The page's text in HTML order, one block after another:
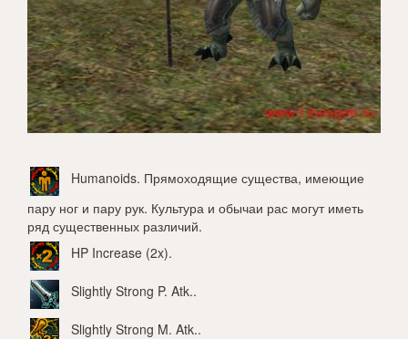
Humanoids. Прямоходящие существа, имеющие
пару ног и пару рук. Культура и обычаи рас могут иметь
ряд существенных различий.
HP Increase (2x).
Slightly Strong P. Atk..
Slightly Strong M. Atk..